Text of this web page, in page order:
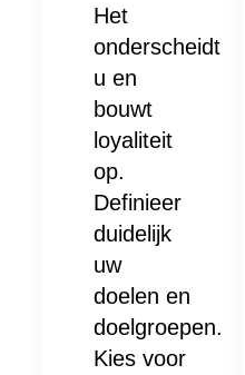
Het
onderscheidt
u en
bouwt
loyaliteit
op.
Definieer
duidelijk
uw
doelen en
doelgroepen.
Kies voor